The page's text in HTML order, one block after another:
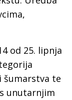
оd 25. lipnja
te
unutarnjim